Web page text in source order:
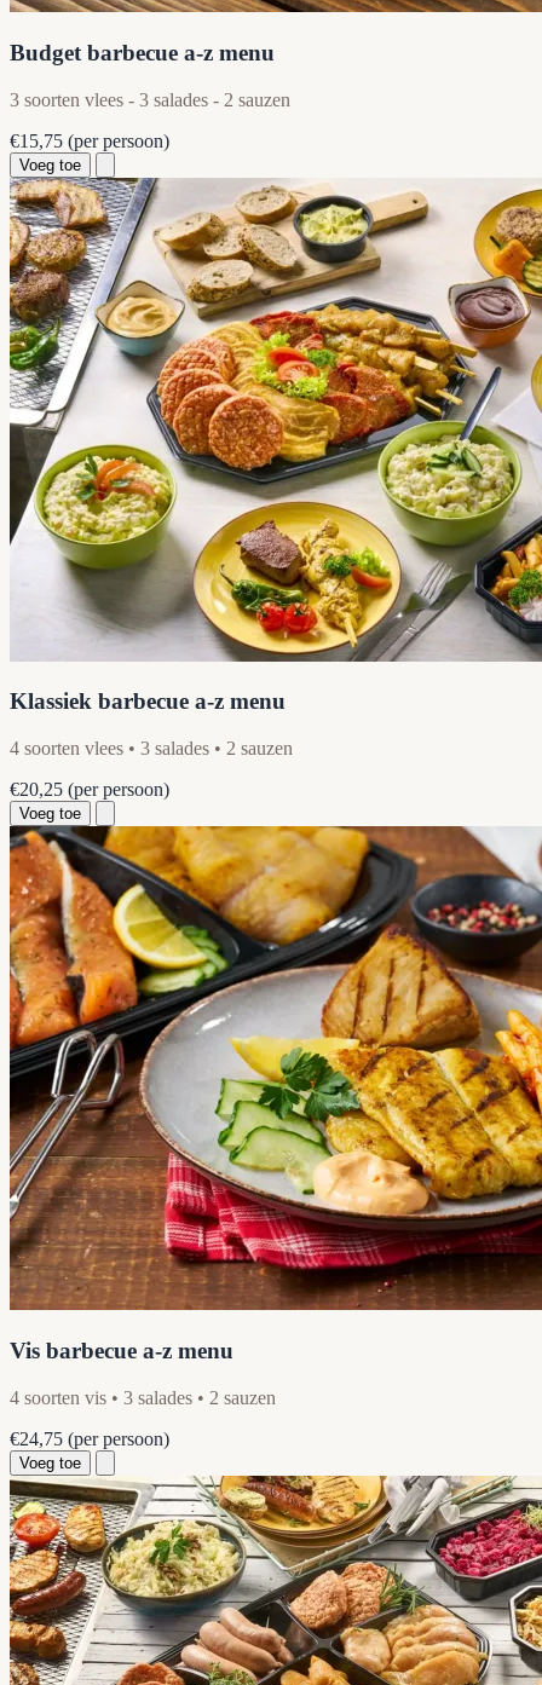
Budget barbecue a-z menu
3 soorten vlees - 3 salades - 2 sauzen
€15,75 (per persoon)
Voeg toe
Klassiek barbecue a-z menu
4 soorten vlees • 3 salades • 2 sauzen
€20,25 (per persoon)
Voeg toe
Vis barbecue a-z menu
4 soorten vis • 3 salades • 2 sauzen
€24,75 (per persoon)
Voeg toe